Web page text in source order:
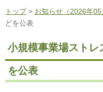
トップ> お知らせ（2026年05
どを公表
小規模事業場ストレ
を公表